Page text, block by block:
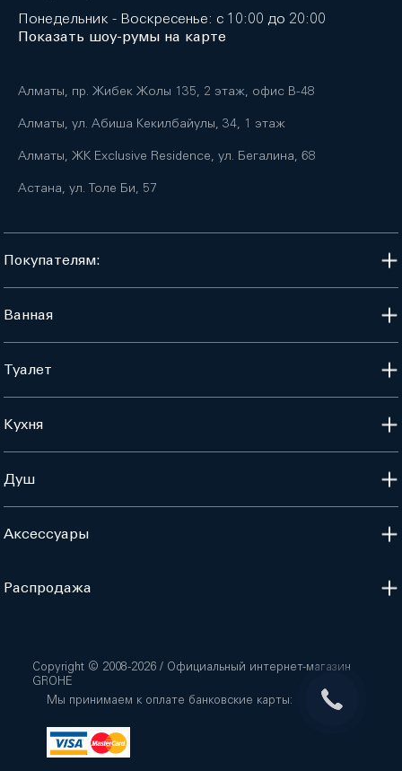
Понедельник - Воскресенье: с 10:00 до 20:00
Показать шоу-румы на карте
Алматы, пр. Жибек Жолы 135, 2 этаж, офис B-48
Алматы, ул. Абиша Кекилбайулы, 34, 1 этаж
Алматы, ЖК Exclusive Residence, ул. Бегалина, 68
Астана, ул. Толе Би, 57
Покупателям:
Ванная
Туалет
Кухня
Душ
Аксессуары
Распродажа
Copyright © 2008-2026 / Официальный интернет-магазин
GROHE
Мы принимаем к оплате банковские карты: